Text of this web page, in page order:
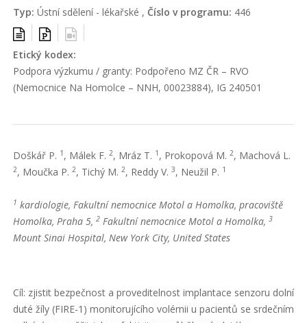
Typ: Ústní sdělení - lékařské , Číslo v programu: 446
Etický kodex:
Podpora výzkumu / granty: Podpořeno MZ ČR – RVO
(Nemocnice Na Homolce – NNH, 00023884), IG 240501
Doškář P. 1 , Málek F. 2, Mráz T. 1 , Prokopová M. 2, Machová L.
2, Moučka P. 2, Tichý M. 2, Reddy V. 3, Neužil P. 1
1 kardiologie, Fakultní nemocnice Motol a Homolka, pracoviště
Homolka, Praha 5, 2 Fakultní nemocnice Motol a Homolka, 3
Mount Sinai Hospital, New York City, United States
Cíl: zjistit bezpečnost a proveditelnost implantace senzoru dolní
duté žíly (FIRE-1) monitorujícího volémii u pacientů se srdečním